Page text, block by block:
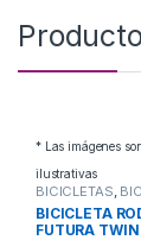
* Las imágenes
ilustrativas
BICICLETAS,
RODADOS
BICICLETA
FUTURA